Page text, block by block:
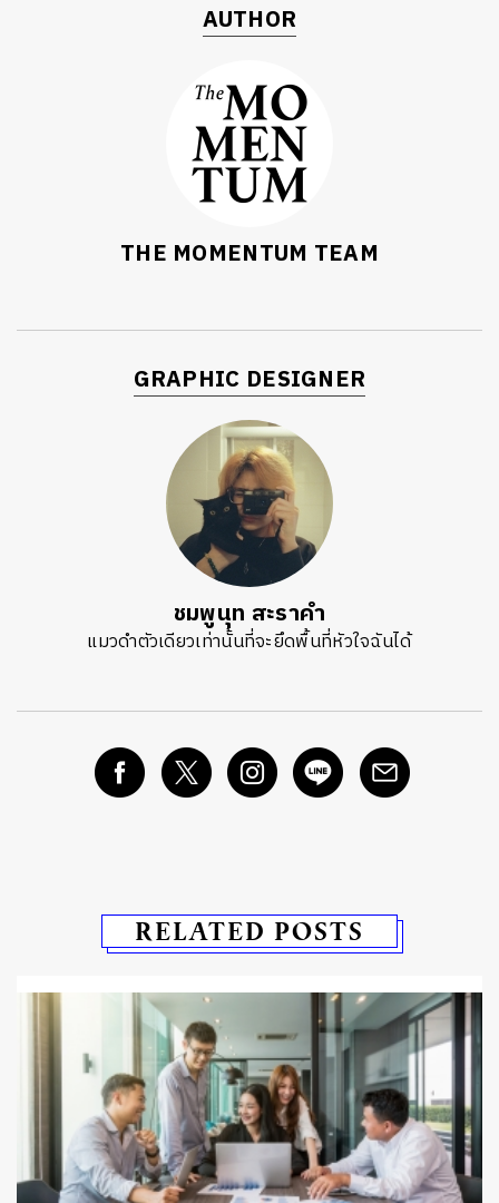
AUTHOR
THE MOMENTUM TEAM
GRAPHIC DESIGNER
ชมพูนุท สะราคำ
แมวดำตัวเดียวเท่านั้นที่จะยึดพื้นที่หัวใจฉันได้
RELATED POSTS